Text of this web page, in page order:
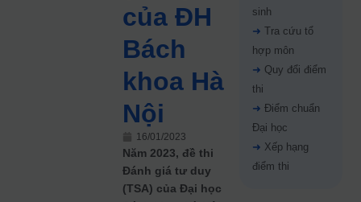
của ĐH
Bách
khoa Hà
Nội
16/01/2023
Năm 2023, đề thi
Đánh giá tư duy
(TSA) của Đại học
sinh
➜ Tra cứu tổ
hợp môn
➜ Quy đổi điểm
thi
➜ Điểm chuẩn
Đại học
➜ Xếp hạng
điểm thi